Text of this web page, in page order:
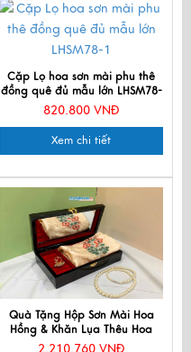
Cặp Lọ hoa sơn mài phu thê
đồng quê đủ mẫu lớn LHSM78-
1
820.800 VNĐ
Xem chi tiết
Quà Tặng Hộp Sơn Mài Hoa
Hồng & Khăn Lụa Thêu Hoa
CBMNV-LNL45180.2
2.210.760 VNĐ